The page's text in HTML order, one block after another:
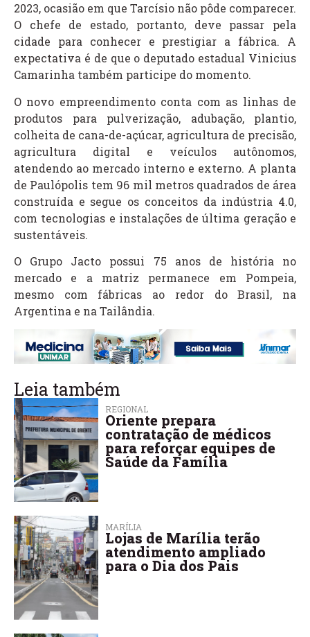
2023, ocasião em que Tarcísio não pôde comparecer.
O chefe de estado, portanto, deve passar pela
cidade para conhecer e prestigiar a fábrica. A
expectativa é de que o deputado estadual Vinicius
Camarinha também participe do momento.
O novo empreendimento conta com as linhas de
produtos para pulverização, adubação, plantio,
colheita de cana-de-açúcar, agricultura de precisão,
agricultura digital e veículos autônomos,
atendendo ao mercado interno e externo. A planta
de Paulópolis tem 96 mil metros quadrados de área
construída e segue os conceitos da indústria 4.0,
com tecnologias e instalações de última geração e
sustentáveis.
O Grupo Jacto possui 75 anos de história no
mercado e a matriz permanece em Pompeia,
mesmo com fábricas ao redor do Brasil, na
Argentina e na Tailândia.
Leia também
REGIONAL
Oriente prepara
contratação de médicos
para reforçar equipes de
Saúde da Família
MARÍLIA
Lojas de Marília terão
atendimento ampliado
para o Dia dos Pais